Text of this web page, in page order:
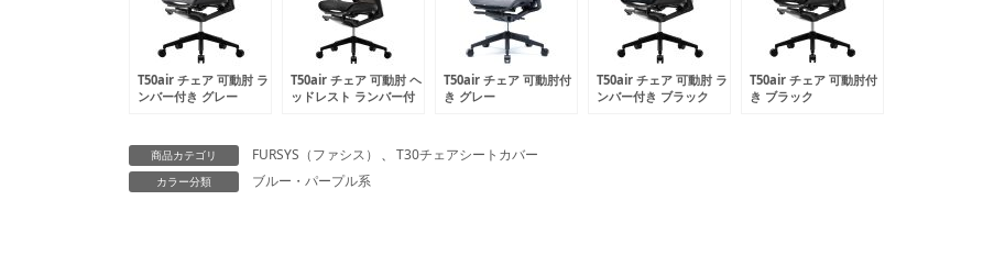
T50air チェア 可動肘 ラ
ンバー付き グレー
T50air チェア 可動肘 ヘ
ッドレスト ランバー付
T50air チェア 可動肘付
き グレー
T50air チェア 可動肘 ラ
ンバー付き ブラック
T50air チェア 可動肘付
き ブラック
商品カテゴリ FURSYS（ファシス） 、 T30チェアシートカバー
カラー分類 ブルー・パープル系